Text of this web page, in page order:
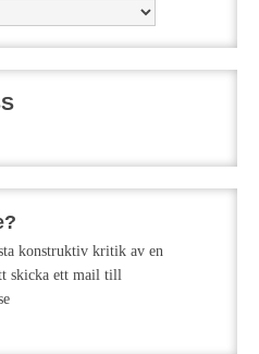
konstruktiv kritik av en
skicka ett mail till